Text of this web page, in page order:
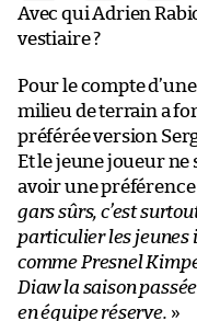
Avec qui Adrien
vestiaire ?
Pour le compte
milieu de terrain a
préférée version
Et le jeune joueur ne
avoir une préférence
gars sûrs, c’est
particulier les jeunes
comme Presnel
Diaw la saison
en équipe réserve. »